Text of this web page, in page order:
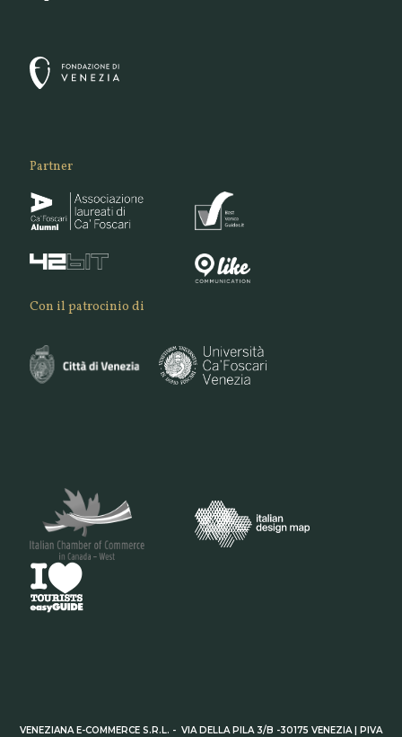
Partner
Con il patrocinio di
VENEZIANA E-COMMERCE S.R.L. - VIA DELLA PILA 3/B -30175 VENEZIA | PIVA